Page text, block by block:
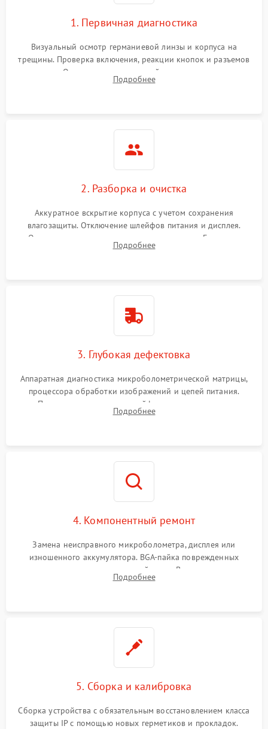
1. Первичная диагностика
Визуальный осмотр германиевой линзы и корпуса на
трещины. Проверка включения, реакции кнопок и разъемов
зарядки. Оценка вывода тепловой сигнатуры на экран,
проверка базовых функций и считывание системных
Подробнее
2. Разборка и очистка
Аккуратное вскрытие корпуса с учетом сохранения
влагозащиты. Отключение шлейфов питания и дисплея.
Очистка внутренних плат от окислов и пыли. Бережная
обработка германиевого объектива специализированными
Подробнее
3. Глубокая дефектовка
Аппаратная диагностика микроболометрической матрицы,
процессора обработки изображений и цепей питания.
Проверка целостности шлейфов, модуля памяти и
интерфейсов связи. Выявление сгоревших SMD-компонентов
Подробнее
4. Компонентный ремонт
Замена неисправного микроболометра, дисплея или
изношенного аккумулятора. BGA-пайка поврежденных
контроллеров на материнской плате. Восстановление
разъемов и кнопок, замена поврежденных элементов
Подробнее
5. Сборка и калибровка
Сборка устройства с обязательным восстановлением класса
защиты IP с помощью новых герметиков и прокладок.